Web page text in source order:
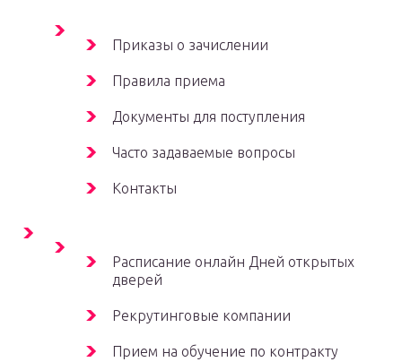
Приказы о зачислении
Правила приема
Документы для поступления
Часто задаваемые вопросы
Контакты
Расписание онлайн Дней открытых
дверей
Рекрутинговые компании
Прием на обучение по контракту